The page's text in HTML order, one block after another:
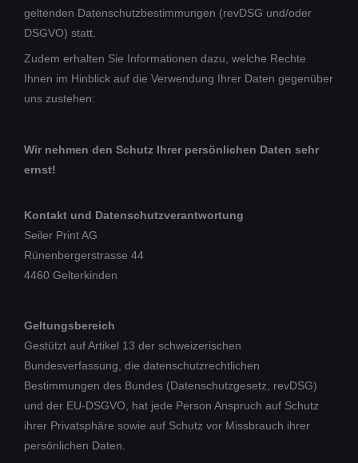
geltenden Datenschutzbestimmungen (revDSG und/oder
DSGVO) statt.
Zudem erhalten Sie Informationen dazu, welche Rechte
Ihnen im Hinblick auf die Verwendung Ihrer Daten gegenüber
uns zustehen:
Wir nehmen den Schutz Ihrer persönlichen Daten sehr
ernst!
Kontakt und Datenschutzverantwortung
Seiler Print AG
Rünenbergerstrasse 44
4460 Gelterkinden
Geltungsbereich
Gestützt auf Artikel 13 der schweizerischen
Bundesverfassung, die datenschutzrechtlichen
Bestimmungen des Bundes (Datenschutzgesetz, revDSG)
und der EU-DSGVO, hat jede Person Anspruch auf Schutz
ihrer Privatsphäre sowie auf Schutz vor Missbrauch ihrer
persönlichen Daten.